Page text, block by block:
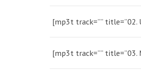
[mp3t track=”” title=”02.
[mp3t track=”” title=”03.